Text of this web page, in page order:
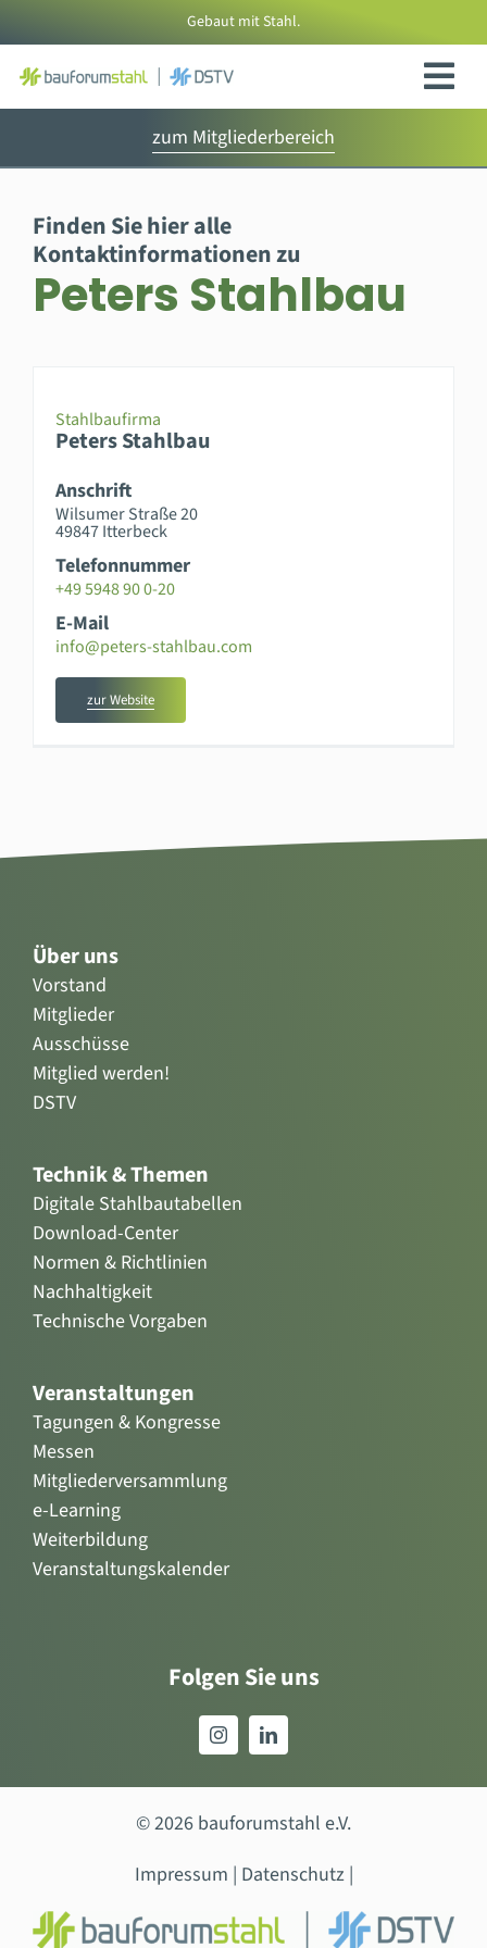
Inhalt
springen
Gebaut mit Stahl.
zum Mitgliederbereich
Finden Sie hier alle
Kontaktinformationen zu
Peters Stahlbau
Stahlbaufirma
Peters Stahlbau
Anschrift
Wilsumer Straße 20
49847 Itterbeck
Telefonnummer
+49 5948 90 0-20
E-Mail
info@peters-stahlbau.com
zur Website
Über uns
Vorstand
Mitglieder
Ausschüsse
Mitglied werden!
DSTV
Technik & Themen
Digitale Stahlbautabellen
Download-Center
Normen & Richtlinien
Nachhaltigkeit
Technische Vorgaben
Veranstaltungen
Tagungen & Kongresse
Messen
Mitgliederversammlung
e-Learning
Weiterbildung
Veranstaltungskalender
Folgen Sie uns
© 2026 bauforumstahl e.V.
Impressum | Datenschutz|